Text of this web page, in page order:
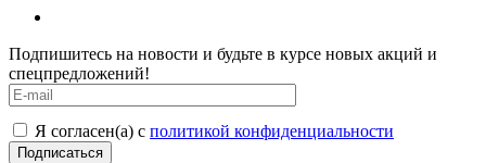
Подпишитесь на новости и будьте в курсе новых акций и
спецпредложений!
Я согласен(а) с политикой конфиденциальности